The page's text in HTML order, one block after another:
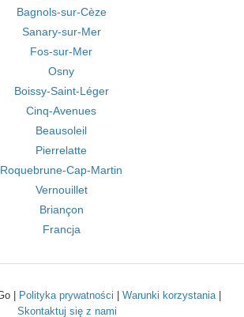
Bagnols-sur-Cèze
Sanary-sur-Mer
Fos-sur-Mer
Osny
Boissy-Saint-Léger
Cinq-Avenues
Beausoleil
Pierrelatte
Roquebrune-Cap-Martin
Vernouillet
Briançon
Francja
| Polityka prywatności Warunki korzystania|
Skontaktuj się z nami